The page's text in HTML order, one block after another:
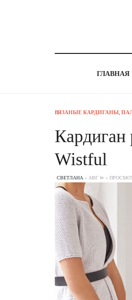
ГЛАВНАЯ
ВЯЗАНЫЕ КАРДИГАНЫ,
Кардиган
Wistful
СВЕТЛАНА АВГ 14